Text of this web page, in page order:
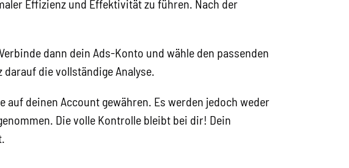
Effizienz und Effektivität zu führen. Nach der
dann dein Ads-Konto und wähle den passenden
die vollständige Analyse.
deinen Account gewähren. Es werden jedoch weder
Die volle Kontrolle bleibt bei dir! Dein